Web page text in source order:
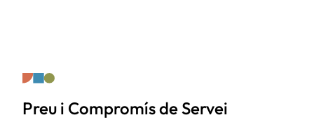
Preu i Compromís de Servei